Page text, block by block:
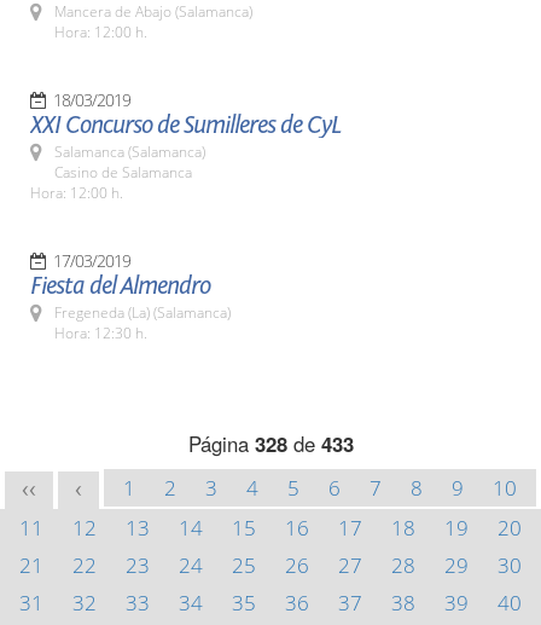
Mancera de Abajo (Salamanca)
Hora: 12:00 h.
18/03/2019
XXI Concurso de Sumilleres de CyL
Salamanca (Salamanca)
Casino de Salamanca
Hora: 12:00 h.
17/03/2019
Fiesta del Almendro
Fregeneda (La) (Salamanca)
Hora: 12:30 h.
Página 328de 433
<< < 1 2 3 4 5 6 7 8 9
10
11
12 13 14 15 16 17 18 19
20
21
22 23 24 25 26 27 28 29
30
31
32 33 34 35 36 37 38 39
40